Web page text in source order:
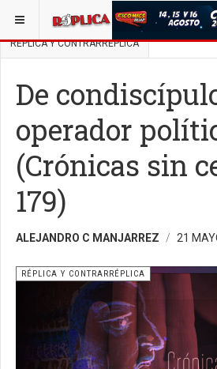
ESTÁ AQUÍ: BUSCAR UN ARTÍCULO EN
RÉPLICA Y CONTRARRÉPLICA
De
operador
(Crónicas sin
179)
ALEJANDRO C MANJARREZ 21
RÉPLICA Y CONTRARRÉPLICA